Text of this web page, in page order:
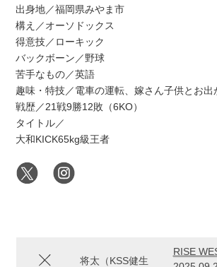
出身地／福岡県みやま市
構え／オーソドックス
得意技／ローキック
バックボーン／野球
苦手なもの／英語
趣味・特技／電車の運転、嫁さん子供とお出
戦歴／21戦9勝12敗（6KO）
タイトル／
大和KICK65kg級王者
将太（KSS健生
RISE